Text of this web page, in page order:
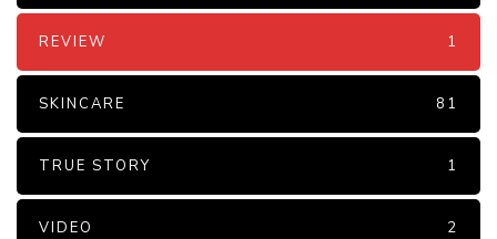
REVIEW 1
SKINCARE 81
TRUE STORY 1
VIDEO 2